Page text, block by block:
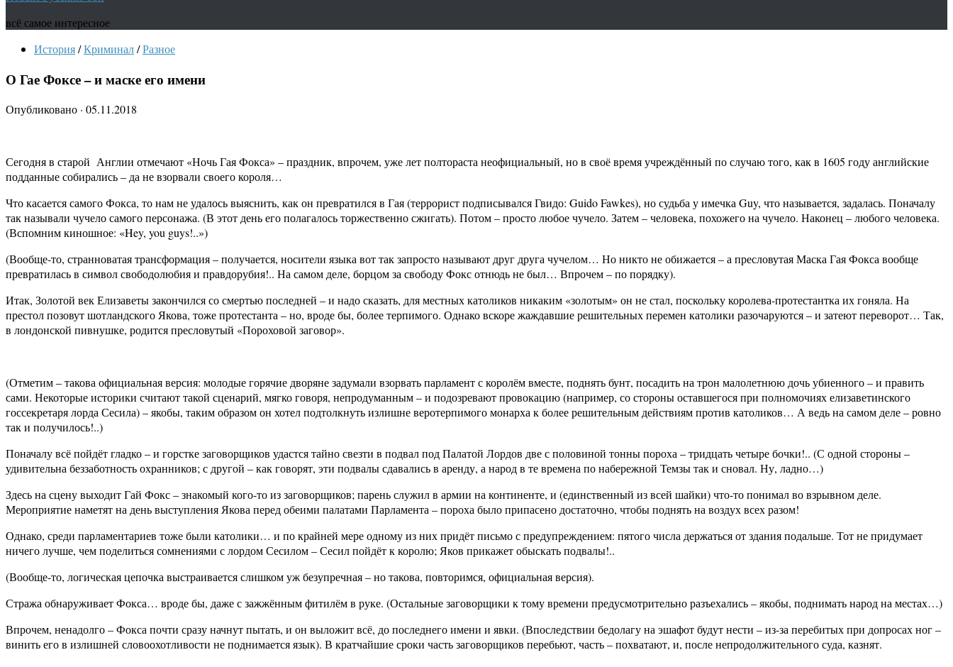
всё самое интересное
История/Криминал/Разное
О Гае Фоксе – и маске его имени
Опубликовано · 05.11.2018
Сегодня в старой Англии отмечают «Ночь Гая Фокса» – праздник, впрочем, уже лет полтораста неофициальный, но в своё время учреждённый по случаю того, как в 1605 году английские
подданные собирались – да не взорвали своего короля…
Что касается самого Фокса, то нам не удалось выяснить, как он превратился в Гая (террорист подписывался Гвидо: Guido Fawkes), но судьба у имечка Guy, что называется, задалась. Поначалу
так называли чучело самого персонажа. (В этот день его полагалось торжественно сжигать). Потом – просто любое чучело. Затем – человека, похожего на чучело. Наконец – любого человека.
(Вспомним киношное: «Hey, you guys!..»)
(Вообще-то, странноватая трансформация – получается, носители языка вот так запросто называют друг друга чучелом… Но никто не обижается – а пресловутая Маска Гая Фокса вообще
превратилась в символ свободолюбия и правдорубия!.. На самом деле, борцом за свободу Фокс отнюдь не был… Впрочем – по порядку).
Итак, Золотой век Елизаветы закончился со смертью последней – и надо сказать, для местных католиков никаким «золотым» он не стал, поскольку королева-протестантка их гоняла. На
престол позовут шотландского Якова, тоже протестанта – но, вроде бы, более терпимого. Однако вскоре жаждавшие решительных перемен католики разочаруются – и затеют переворот… Так,
в лондонской пивнушке, родится пресловутый «Пороховой заговор».
(Отметим – такова официальная версия: молодые горячие дворяне задумали взорвать парламент с королём вместе, поднять бунт, посадить на трон малолетнюю дочь убиенного – и править
сами. Некоторые историки считают такой сценарий, мягко говоря, непродуманным – и подозревают провокацию (например, со стороны оставшегося при полномочиях елизаветинского
госсекретаря лорда Сесила) – якобы, таким образом он хотел подтолкнуть излишне веротерпимого монарха к более решительным действиям против католиков… А ведь на самом деле – ровно
так и получилось!..)
Поначалу всё пойдёт гладко – и горстке заговорщиков удастся тайно свезти в подвал под Палатой Лордов две с половиной тонны пороха – тридцать четыре бочки!.. (С одной стороны –
удивительна беззаботность охранников; с другой – как говорят, эти подвалы сдавались в аренду, а народ в те времена по набережной Темзы так и сновал. Ну, ладно…)
Здесь на сцену выходит Гай Фокс – знакомый кого-то из заговорщиков; парень служил в армии на континенте, и (единственный из всей шайки) что-то понимал во взрывном деле.
Мероприятие наметят на день выступления Якова перед обеими палатами Парламента – пороха было припасено достаточно, чтобы поднять на воздух всех разом!
Однако, среди парламентариев тоже были католики… и по крайней мере одному из них придёт письмо с предупреждением: пятого числа держаться от здания подальше. Тот не придумает
ничего лучше, чем поделиться сомнениями с лордом Сесилом – Сесил пойдёт к королю; Яков прикажет обыскать подвалы!..
(Вообще-то, логическая цепочка выстраивается слишком уж безупречная – но такова, повторимся, официальная версия).
Стража обнаруживает Фокса… вроде бы, даже с зажжённым фитилём в руке. (Остальные заговорщики к тому времени предусмотрительно разъехались – якобы, поднимать народ на местах…)
Впрочем, ненадолго – Фокса почти сразу начнут пытать, и он выложит всё, до последнего имени и явки. (Впоследствии бедолагу на эшафот будут нести – из-за перебитых при допросах ног –
винить его в излишней словоохотливости не поднимается язык). В кратчайшие сроки часть заговорщиков перебьют, часть – похватают, и, после непродолжительного суда, казнят.